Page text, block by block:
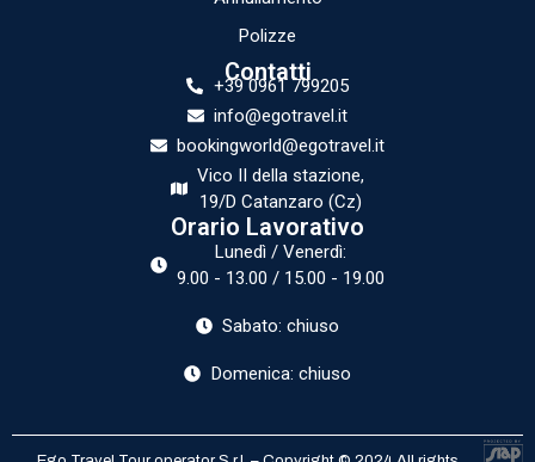
Polizze
Contatti
+39 0961 799205
info@egotravel.it
bookingworld@egotravel.it
Vico II della stazione,
19/D Catanzaro (Cz)
Orario Lavorativo
Lunedì / Venerdì:
9.00 - 13.00 / 15.00 - 19.00
Sabato: chiuso
Domenica: chiuso